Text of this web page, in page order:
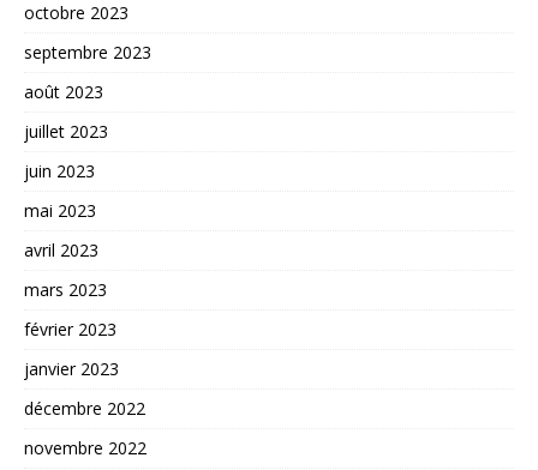
octobre 2023
septembre 2023
août 2023
juillet 2023
juin 2023
mai 2023
avril 2023
mars 2023
février 2023
janvier 2023
décembre 2022
novembre 2022